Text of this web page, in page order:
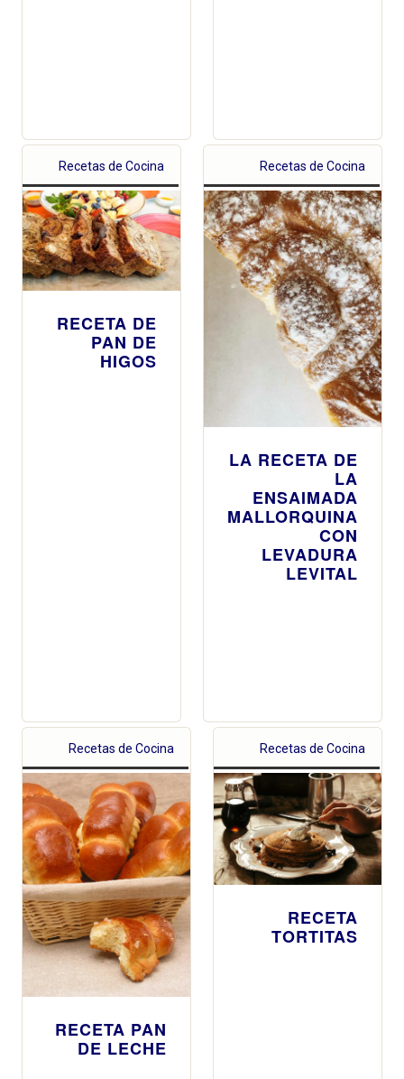
Recetas de Cocina
RECETA DE
PAN DE
HIGOS
Recetas de Cocina
LA RECETA DE
LA
ENSAIMADA
MALLORQUINA
CON
LEVADURA
LEVITAL
Recetas de Cocina
RECETA PAN
DE LECHE
Recetas de Cocina
RECETA
TORTITAS